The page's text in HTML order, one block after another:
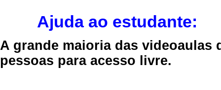
Ajuda ao estudante:
A grande maioria das videoaulas
pessoas para acesso livre.